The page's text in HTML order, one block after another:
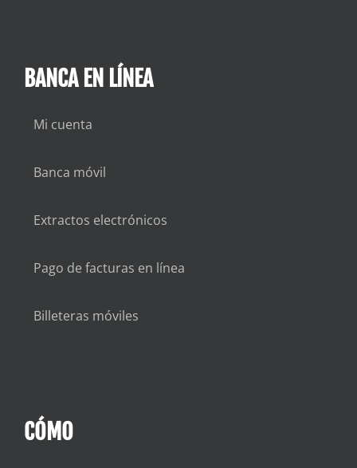
BANCA EN LÍNEA
Mi cuenta
Banca móvil
Extractos electrónicos
Pago de facturas en línea
Billeteras móviles
CÓMO